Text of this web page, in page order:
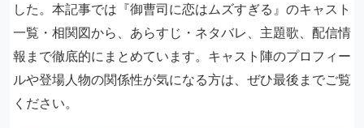
した。本記事では『御曹司に恋はムズすぎる』のキャスト
一覧・相関図から、あらすじ・ネタバレ、主題歌、配信情
報まで徹底的にまとめています。キャスト陣のプロフィー
ルや登場人物の関係性が気になる方は、ぜひ最後までご覧
ください。